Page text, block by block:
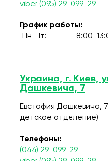
viber (095) 29-099-29
График работы:
Пн-Пт:
8:00-
Украина, г. Киев,
Дашкевича, 7
Евстафия Дашкевича,
детское отделение)
Телефоны:
(044) 29-099-29